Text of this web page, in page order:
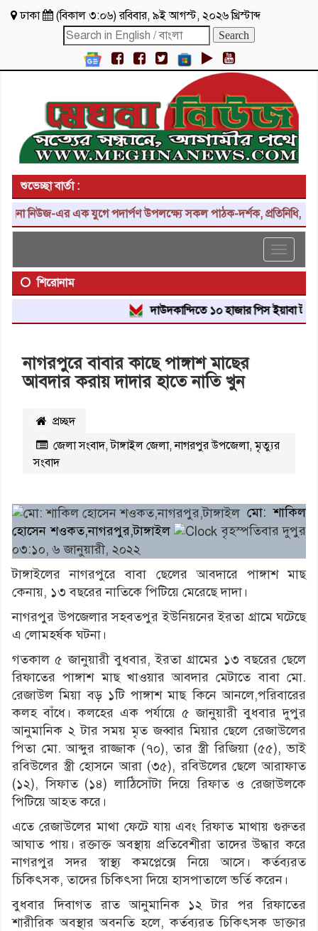
ঢাকা (বিকাল ৩:০৬)রবিবার, ৯ই আগস্ট, ২০২৬ খ্রিস্টাব্দ
শুভেচ্ছা বার্তা :
নিউজ-এর এক যুগে পদার্পণ উপলক্ষ্যে সকল পাঠক-দর্শক, প্রতিনিধি,
Toggle
শিরোনাম
দাউদকান্দিতে ১০ হাজার পিস ইয়াবা
নাগরপুরে বাবার কাছে পাঙ্গাশ মাছের
আবদার করায় দাদার হাতে নাতি খুন
প্রচ্ছদ
জেলা সংবাদ,টাঙ্গাইল জেলা,নাগরপুর উপজেলা,মৃত্যুর
সংবাদ
মো: শাকিল
হোসেন শওকত,নাগরপুর,টাঙ্গাইল
বৃহস্পতিবার দুপুর
০৩:১০, ৬ জানুয়ারী, ২০২২
টাঙ্গাইলের নাগরপুরে বাবা ছেলের আবদারে পাঙ্গাশ মাছ
কেনায়, ১৩ বছরের নাতিকে পিটিয়ে মেরেছে দাদা।
নাগরপুর উপজেলার সহবতপুর ইউনিয়নের ইরতা গ্রামে ঘটেছে
এ লোমহর্ষক ঘটনা।
গতকাল ৫ জানুয়ারী বুধবার, ইরতা গ্রামের ১৩ বছরের ছেলে
রিফাতের পাঙ্গাশ মাছ খাওয়ার আবদার মেটাতে বাবা মো.
রেজাউল মিয়া বড় ১টি পাঙ্গাশ মাছ কিনে আনলে,পরিবারের
কলহ বাঁধে। কলহের এক পর্যায়ে ৫ জানুয়ারী বুধবার দুপুর
আনুমানিক ২ টার সময় মৃত জব্বার মিয়ার ছেলে রেজাউলের
পিতা মো. আব্দুর রাজ্জাক (৭০), তার স্ত্রী রিজিয়া (৫৫), ভাই
রবিউলের স্ত্রী হোসনে আরা (৩৫), রবিউলের ছেলে আরাফাত
(১২), সিফাত (১৪) লাঠিসোঁটা দিয়ে রিফাত ও রেজাউলকে
পিটিয়ে আহত করে।
এতে রেজাউলের মাথা ফেটে যায় এবং রিফাত মাথায় গুরুতর
আঘাত পায়। রক্তাক্ত অবস্থায় প্রতিবেশীরা তাদের উদ্ধার করে
নাগরপুর সদর স্বাস্থ্য কমপ্লেক্সে নিয়ে আসে। কর্তব্যরত
চিকিৎসক, তাদের চিকিৎসা দিয়ে হাসপাতালে ভর্তি করেন।
বুধবার দিবাগত রাত আনুমানিক ১২ টার পর রিফাতের
শারীরিক অবস্থার অবনতি হলে, কর্তব্যরত চিকিৎসক ডাক্তার